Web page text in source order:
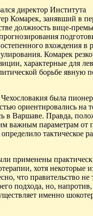
директор Института
Комарек, занявший в
должность вице-
вхождения в
Комарек
характерные для
борьбе явную
была
ориентировались на
в Варшаве. Правда,
важным параметрам от
тактическое
применены
хотя некоторые
что правительство не
подхода, но,
именно